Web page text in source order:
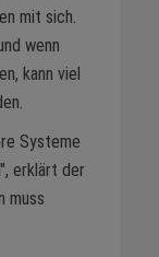
mit sich.
wenn
kann viel
Systeme
erklärt der
muss